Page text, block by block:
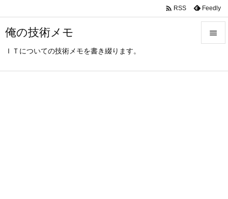
俺の技術メモ
ＩＴについての技術メモを書き綴ります。

 RSS Feedly